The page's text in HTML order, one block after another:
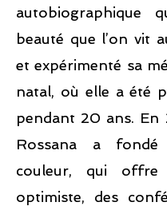
autobiographique
beauté que l’on vit
et expérimenté sa
natal, où elle a été
pendant 20 ans. En
Rossana a fondé
couleur, qui offre
optimiste, des